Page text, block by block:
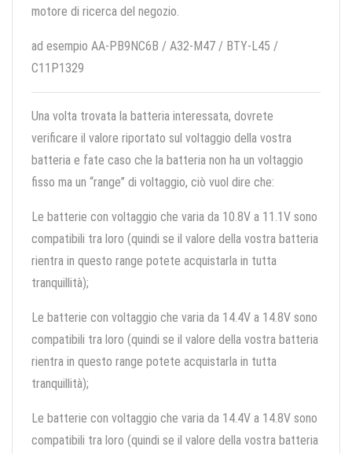
motore di ricerca del negozio.
ad esempio AA-PB9NC6B / A32-M47 / BTY-L45 /
C11P1329
Una volta trovata la batteria interessata, dovrete
verificare il valore riportato sul voltaggio della vostra
batteria e fate caso che la batteria non ha un voltaggio
fisso ma un “range” di voltaggio, ciò vuol dire che:
Le batterie con voltaggio che varia da 10.8V a 11.1V sono
compatibili tra loro (quindi se il valore della vostra batteria
rientra in questo range potete acquistarla in tutta
tranquillità);
Le batterie con voltaggio che varia da 14.4V a 14.8V sono
compatibili tra loro (quindi se il valore della vostra batteria
rientra in questo range potete acquistarla in tutta
tranquillità);
Le batterie con voltaggio che varia da 14.4V a 14.8V sono
compatibili tra loro (quindi se il valore della vostra batteria